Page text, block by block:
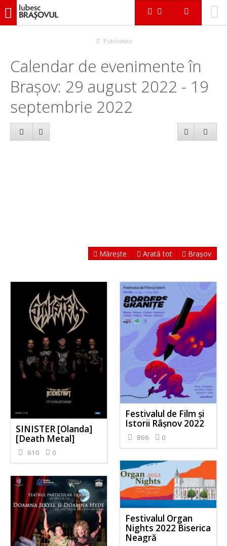
iubescbraşovul.ro
Publicitate
Calendar de evenimente în
Brașov: 29 august 2022 - 19
septembrie 2022
Mărește Arată tot Brașov
SINISTER [Olanda]
[Death Metal]
610 0
Festivalul de Film şi
Istorii Râşnov 2022
866 0
Festivalul Organ
Nights 2022 Biserica
Neagră